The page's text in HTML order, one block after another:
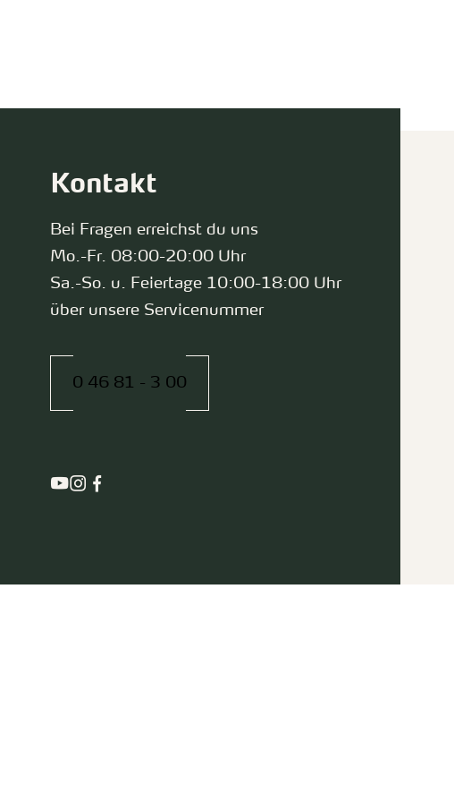
Kontakt
Bei Fragen erreichst du uns
Mo.-Fr. 08:00-20:00 Uhr
Sa.-So. u. Feiertage 10:00-18:00 Uhr
über unsere Servicenummer
0 46 81 - 3 00